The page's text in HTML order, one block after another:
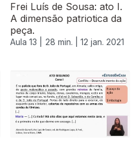
Frei Luís de Sousa: ato I.
A dimensão patriotica da
peça.
Aula 13 | 28 min. | 12 jan. 2021